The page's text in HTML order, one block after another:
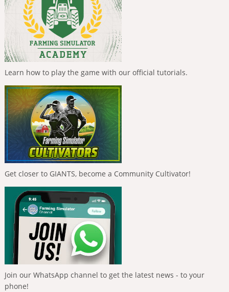
Learn how to play the game with our official tutorials.
Get closer to GIANTS, become a Community Cultivator!
Join our WhatsApp channel to get the latest news - to your
phone!